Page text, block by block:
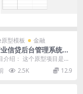
型模板 金融
信贷后台管理系统Ax
模板
介绍： 这个原型项目是一
信贷”的web后台管理系
金融行...
2.5K 12.9